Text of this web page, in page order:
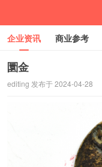
企业资讯 商业参考
时尚潮流
圜金
editing 发布于 2024-04-28